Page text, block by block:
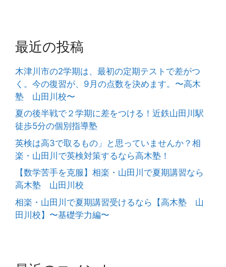
最近の投稿
木津川市の2学期は、最初の定期テストで差がつ
く。今の復習が、9月の点数を決めます。〜高木
塾 山田川校〜
夏の後半戦で２学期に差をつける！近鉄山田川駅
徒歩5分の個別指導塾
英検は高3で取るもの」と思っていませんか？相
楽・山田川で英検対策するなら高木塾！
【数学苦手を克服】相楽・山田川で夏期講習なら
高木塾 山田川校
相楽・山田川で夏期講習受けるなら【高木塾 山
田川校】〜基礎学力編〜